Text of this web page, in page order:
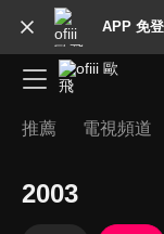
APP 免
推薦 電視頻道
2003